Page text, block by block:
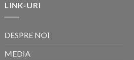
LINK-URI
DESPRE NOI
MEDIA